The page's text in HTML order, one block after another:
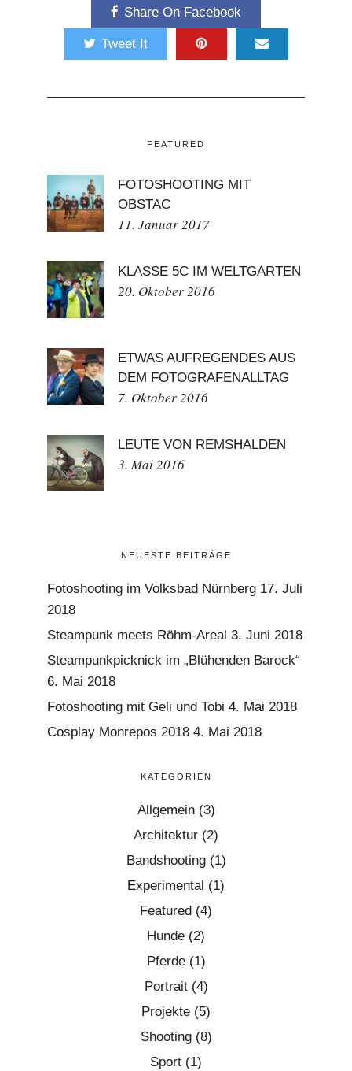
Share On Facebook
Tweet It
FEATURED
FOTOSHOOTING MIT
OBSTAC
11. Januar 2017
KLASSE 5C IM WELTGARTEN
20. Oktober 2016
ETWAS AUFREGENDES AUS
DEM FOTOGRAFENALLTAG
7. Oktober 2016
LEUTE VON REMSHALDEN
3. Mai 2016
NEUESTE BEITRÄGE
Fotoshooting im Volksbad Nürnberg 17. Juli
2018
Steampunk meets Röhm-Areal 3. Juni 2018
Steampunkpicknick im „Blühenden Barock“
6. Mai 2018
Fotoshooting mit Geli und Tobi 4. Mai 2018
Cosplay Monrepos 2018 4. Mai 2018
KATEGORIEN
Allgemein(3)
Architektur (2)
Bandshooting(1)
Experimental (1)
Featured (4)
Hunde (2)
Pferde(1)
Portrait(4)
Projekte (5)
Shooting(8)
Sport (1)